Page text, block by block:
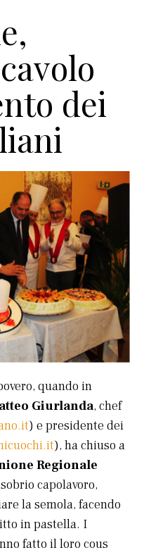
dei
quando in
Giurlanda, chef
) e presidente dei
), ha chiuso a
Regionale
capolavoro,
la semola, facendo
in pastella. I
fatto il loro cous